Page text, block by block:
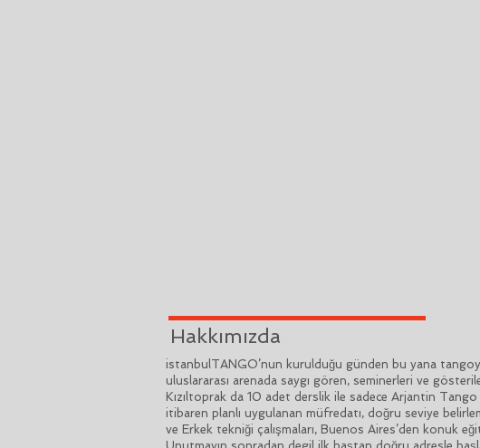
Hakkımızda
istanbulTANGO’nun kurulduğu günden bu yana
uluslararası arenada saygı gören, seminerleri ve
Kızıltoprak da 10 adet derslik ile sadece Arjantin
itibaren planlı uygulanan müfredatı, doğru seviye
ve Erkek tekniği çalışmaları, Buenos Aires’den konuk